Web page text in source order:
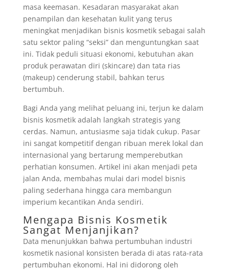
masa keemasan. Kesadaran masyarakat akan
penampilan dan kesehatan kulit yang terus
meningkat menjadikan bisnis kosmetik sebagai salah
satu sektor paling “seksi” dan menguntungkan saat
ini. Tidak peduli situasi ekonomi, kebutuhan akan
produk perawatan diri (skincare) dan tata rias
(makeup) cenderung stabil, bahkan terus
bertumbuh.
Bagi Anda yang melihat peluang ini, terjun ke dalam
bisnis kosmetik adalah langkah strategis yang
cerdas. Namun, antusiasme saja tidak cukup. Pasar
ini sangat kompetitif dengan ribuan merek lokal dan
internasional yang bertarung memperebutkan
perhatian konsumen. Artikel ini akan menjadi peta
jalan Anda, membahas mulai dari model bisnis
paling sederhana hingga cara membangun
imperium kecantikan Anda sendiri.
Mengapa Bisnis Kosmetik
Sangat Menjanjikan?
Data menunjukkan bahwa pertumbuhan industri
kosmetik nasional konsisten berada di atas rata-rata
pertumbuhan ekonomi. Hal ini didorong oleh